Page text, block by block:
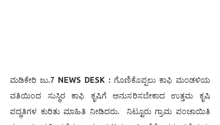
ಮಡಿಕೇರಿ ಜು.7 NEWS DESK : ಗೊಣಿಕೊಪ್ಪಲು ಕಾಫಿ ಮಂಡಳಿಯ
ವತಿಯಿಂದ ಸುಸ್ಥಿರ ಕಾಫಿ ಕೃಷಿಗೆ ಅನುಸರಿಸಬೇಕಾದ ಉತ್ತಮ ಕೃಷಿ
ಪದ್ಧತಿಗಳ ಕುರಿತು ಮಾಹಿತಿ ನೀಡಿದರು. ನಿಟ್ಟೂರು ಗ್ರಾಮ ಪಂಚಾಯಿತಿ